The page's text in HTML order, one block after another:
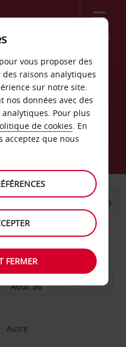
Menu
NW
de retour
DE RETOUR
Autre
vous proposer des
raisons analytiques
sur notre site.
nos données avec des
Pour plus
de cookies. En
acceptez que nous
FERMER